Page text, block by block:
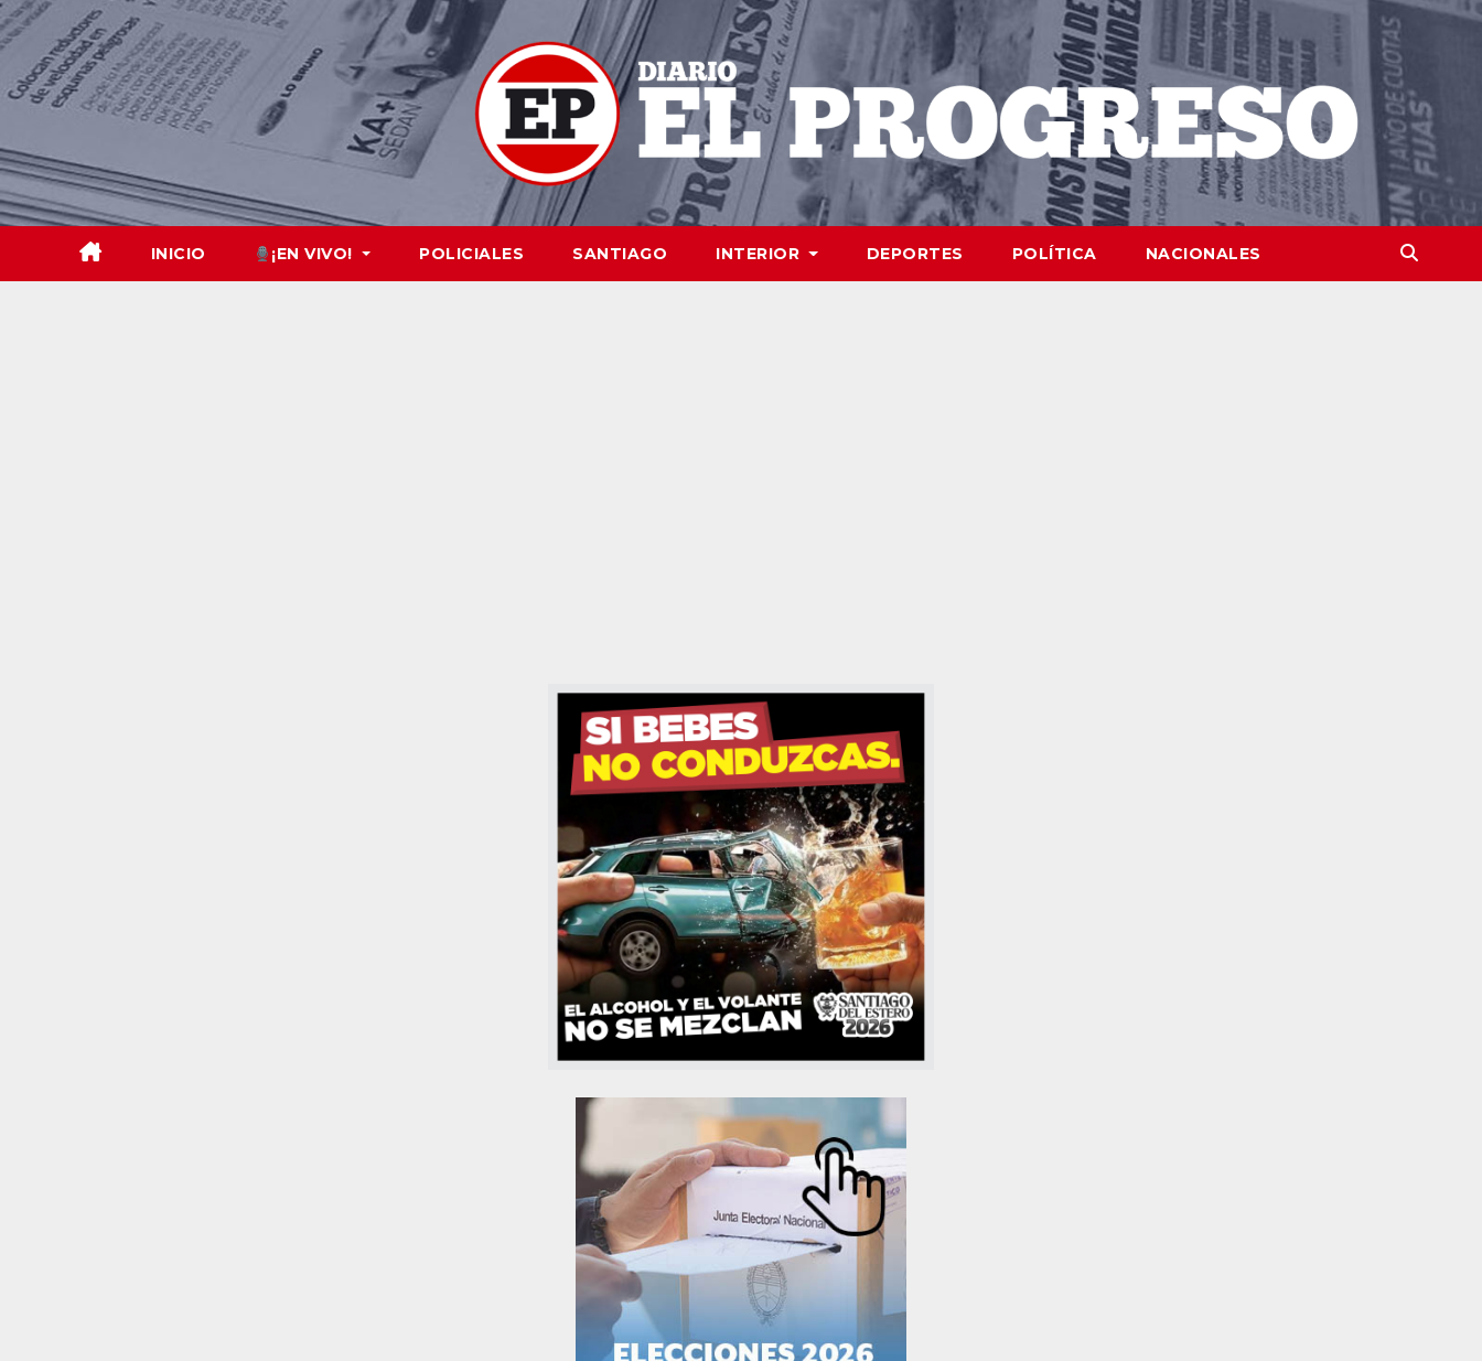
Skip
to
content
INICIO ¡EN VIVO! POLICIALES SANTIAGO INTERIOR DEPORTES POLÍTICA NACIONALES